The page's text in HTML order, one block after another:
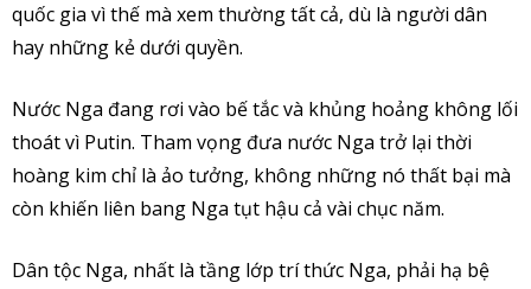
quốc gia vì thế mà xem thường tất cả, dù là người dân
hay những kẻ dưới quyền.
Nước Nga đang rơi vào bế tắc và khủng hoảng không lối
thoát vì Putin. Tham vọng đưa nước Nga trở lại thời
hoàng kim chỉ là ảo tưởng, không những nó thất bại mà
còn khiến liên bang Nga tụt hậu cả vài chục năm.
Dân tộc Nga, nhất là tầng lớp trí thức Nga, phải hạ bệ